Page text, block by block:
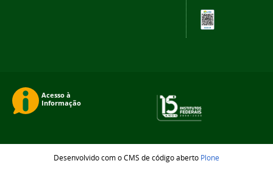
Desenvolvido com o CMS de código aberto Plone